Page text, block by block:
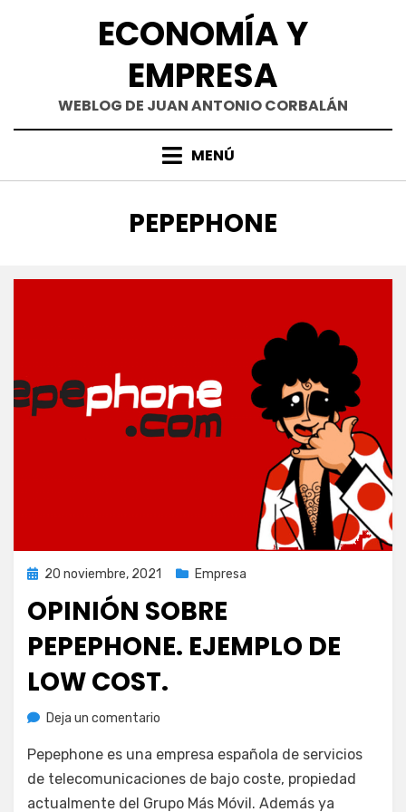
ECONOMÍA Y
EMPRESA
WEBLOG DE JUAN ANTONIO CORBALÁN
MENÚ
ETIQUETA
:
PEPEPHONE
Publicada
20 noviembre, 2021 Empresa
OPINIÓN SOBRE
PEPEPHONE. EJEMPLO DE
LOW COST.
porJuan A. Corbalán
Deja un comentario
sobre
Pepephone.
Ejemplo
Pepephone es una empresa española de servicios
de telecomunicaciones de bajo coste, propiedad
actualmente del Grupo Más Móvil. Además ya